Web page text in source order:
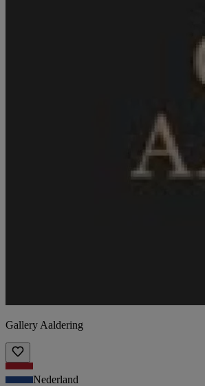
Gallery Aaldering
Nederland